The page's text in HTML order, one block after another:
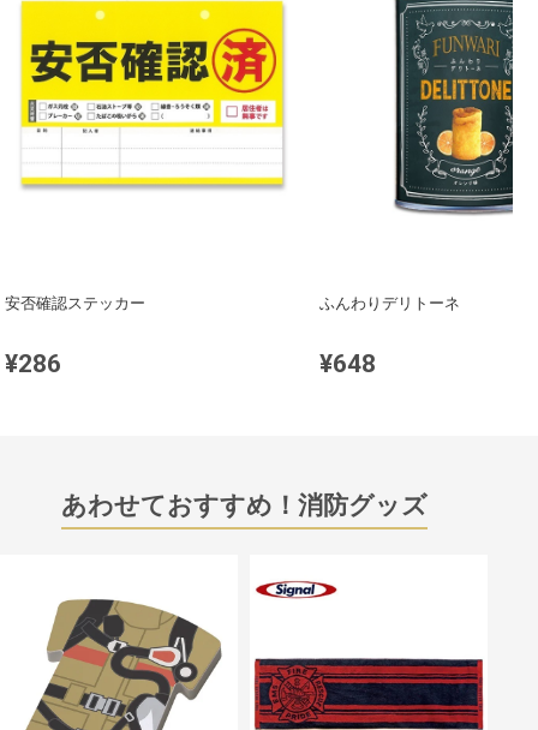
安否確認ステッカー
¥286
ふんわりデリトーネ
¥648
あわせておすすめ！消防グッズ